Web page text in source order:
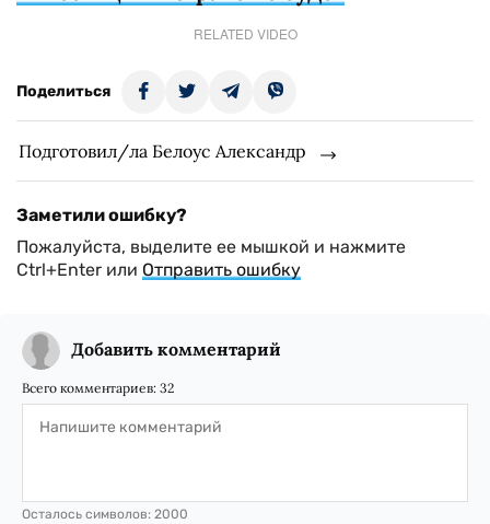
RELATED VIDEO
Поделиться
Подготовил/ла Белоус Александр
Заметили ошибку?
Пожалуйста, выделите ее мышкой и нажмите
Ctrl+Enter или Отправить ошибку
Добавить комментарий
Всего комментариев: 32
Осталось символов: 2000